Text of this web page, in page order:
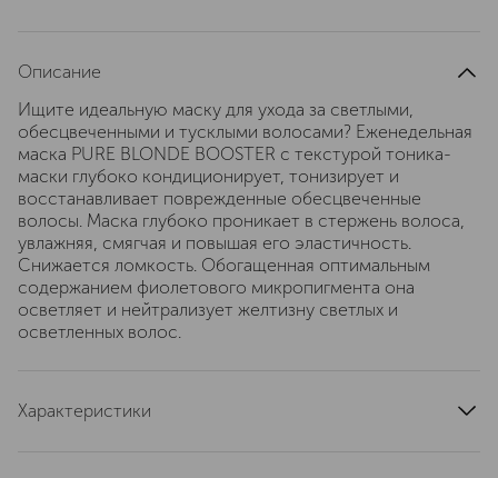
Описание
Ищите идеальную маску для ухода за светлыми,
обесцвеченными и тусклыми волосами? Еженедельная
маска PURE BLONDE BOOSTER с текстурой тоника-
маски глубоко кондиционирует, тонизирует и
восстанавливает поврежденные обесцвеченные
волосы. Маска глубоко проникает в стержень волоса,
увлажняя, смягчая и повышая его эластичность.
Снижается ломкость. Обогащенная оптимальным
содержанием фиолетового микропигмента она
осветляет и нейтрализует желтизну светлых и
осветленных волос.
Характеристики